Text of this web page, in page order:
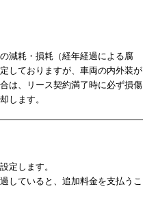
減耗・損耗（経年経過による腐
しておりますが、車両の内外装が
は、リース契約満了時に必ず損傷
します。
定します。
していると、追加料金を支払うこ